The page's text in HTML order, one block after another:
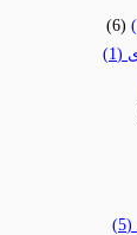
(6)
(1)
(5)